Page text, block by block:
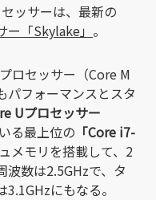
ッサーは、最新の
「Skylake」 。
ロセッサー（Core M
パフォーマンスとスタ
Uプロセッサー
る最上位の 「Core i7-
メモリを搭載して、2
波数は2.5GHzで、タ
にもなる。